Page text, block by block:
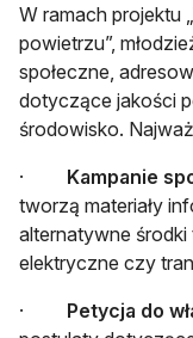
W ramach projektu
powietrzu”,
społeczne,
dotyczące jakości
środowisko.
· Kampanie
tworzą materiały
alternatywne środki
elektryczne czy
· Petycja do